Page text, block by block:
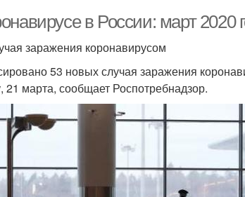
в России: март 2020
заражения коронавирусом
53 новых случая заражения
21 марта, сообщает Роспотребнадзор.